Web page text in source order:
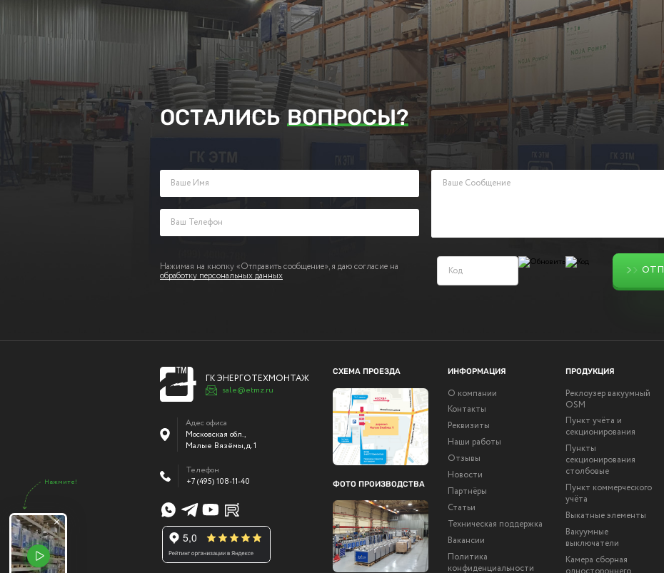
ОСТАЛИСЬ ВОПРОСЫ?
Заполните поля ниже и оставьте заявку. Наш менеджер ответит Вам в кратчайшие сроки.
Нажимая на кнопку «Отправить сообщение», я даю согласие на
обработку персональных данных
ГК ЭНЕРГОТЕХМОНТАЖ
sale@etmz.ru
Адес офиса
Московская обл.,
Малые Вязёмы,д. 1
Телефон
+7 (495) 108-11-40
СХЕМА ПРОЕЗДА
ФОТО ПРОИЗВОДСТВА
ИНФОРМАЦИЯ
О компании
Контакты
Реквизиты
Наши работы
Отзывы
Новости
Партнёры
Статьи
Техническая поддержка
Вакансии
Политика
конфиденциальности
ПРОДУКЦИЯ
Реклоузер вакуумный
OSM
Пункт учёта и
секционирования
Пункты
секционирования
столбовые
Пункт коммерческого
учёта
Выкатные элементы
Вакуумные
выключатели
Камера сборная
Нажмите!